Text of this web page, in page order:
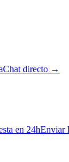
Chat directo →
en 24hEnviar